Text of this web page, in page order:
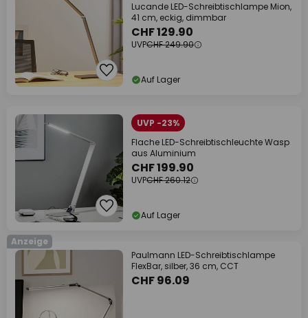
Lucande LED-Schreibtischlampe Mion,
41 cm, eckig, dimmbar
CHF 129.90
UVPCHF 249.90
Auf Lager
UVP -23%
Flache LED-Schreibtischleuchte Wasp
aus Aluminium
CHF 199.90
UVPCHF 260.12
Auf Lager
Anzeige
Paulmann LED-Schreibtischlampe
FlexBar, silber, 36 cm, CCT
CHF 96.09